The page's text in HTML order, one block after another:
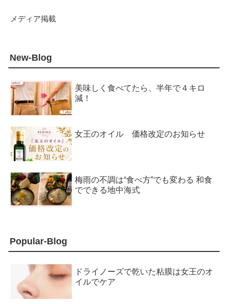
メディア掲載
New-Blog
美味しく食べてたら、半年で４キロ
減！
女王のオイル 価格改定のお知らせ
梅雨の不調は“食べ方”でも変わる 和食
でできる地中海式
Popular-Blog
ドライノーズで乾いた粘膜は女王のオ
イルでケア